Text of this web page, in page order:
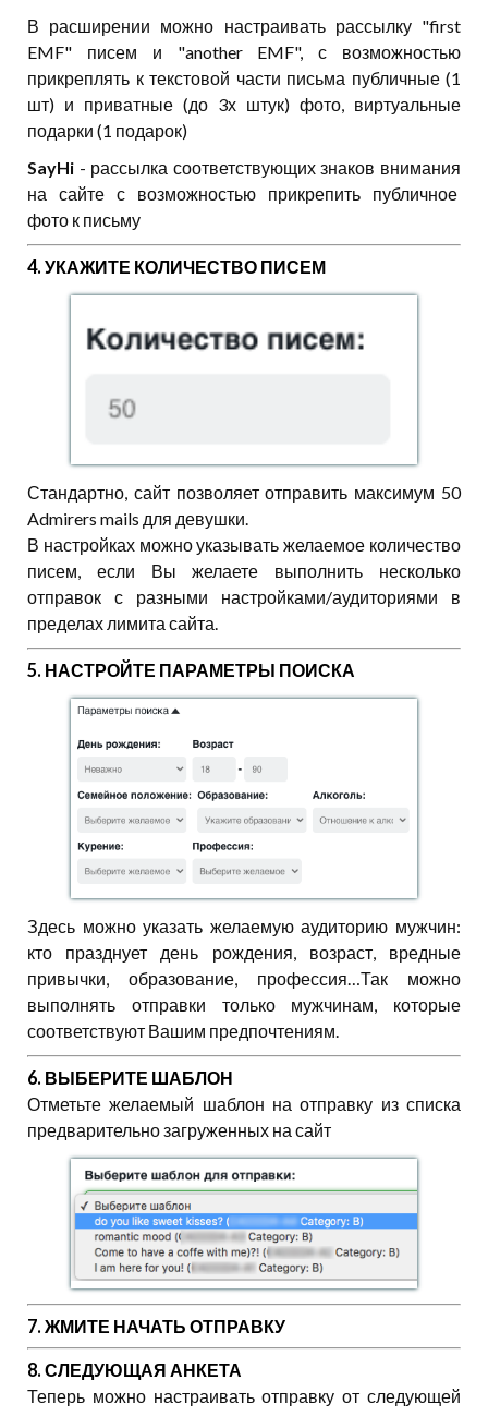
В расширении можно настраивать рассылку "first
EMF" писем и "another EMF", с возможностью
прикреплять к текстовой части письма публичные (1
шт) и приватные (до 3х штук) фото, виртуальные
подарки (1 подарок)
SayHi - рассылка соответствующих знаков внимания
на сайте с возможностью прикрепить публичное
фото к письму
4. УКАЖИТЕ КОЛИЧЕСТВО ПИСЕМ
Стандартно, сайт позволяет отправить максимум 50
Admirers mails для девушки.
В настройках можно указывать желаемое количество
писем, если Вы желаете выполнить несколько
отправок с разными настройками/аудиториями в
пределах лимита сайта.
5. НАСТРОЙТЕ ПАРАМЕТРЫ ПОИСКА
Здесь можно указать желаемую аудиторию мужчин:
кто празднует день рождения, возраст, вредные
привычки, образование, профессия…Так можно
выполнять отправки только мужчинам, которые
соответствуют Вашим предпочтениям.
6. ВЫБЕРИТЕ ШАБЛОН
Отметьте желаемый шаблон на отправку из списка
предварительно загруженных на сайт
7. ЖМИТЕ НАЧАТЬ ОТПРАВКУ
8. СЛЕДУЮЩАЯ АНКЕТА
Теперь можно настраивать отправку от следующей